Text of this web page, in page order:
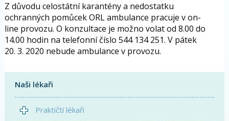
Z důvodu celostátní karantény a nedostatku
ochranných pomůcek ORL ambulance pracuje v on-
line provozu. O konzultace je možno volat od 8.00 do
14.00 hodin na telefonní číslo 544 134 251. V pátek
20. 3. 2020 nebude ambulance v provozu.
Naši lékaři
Praktičtí lékaři